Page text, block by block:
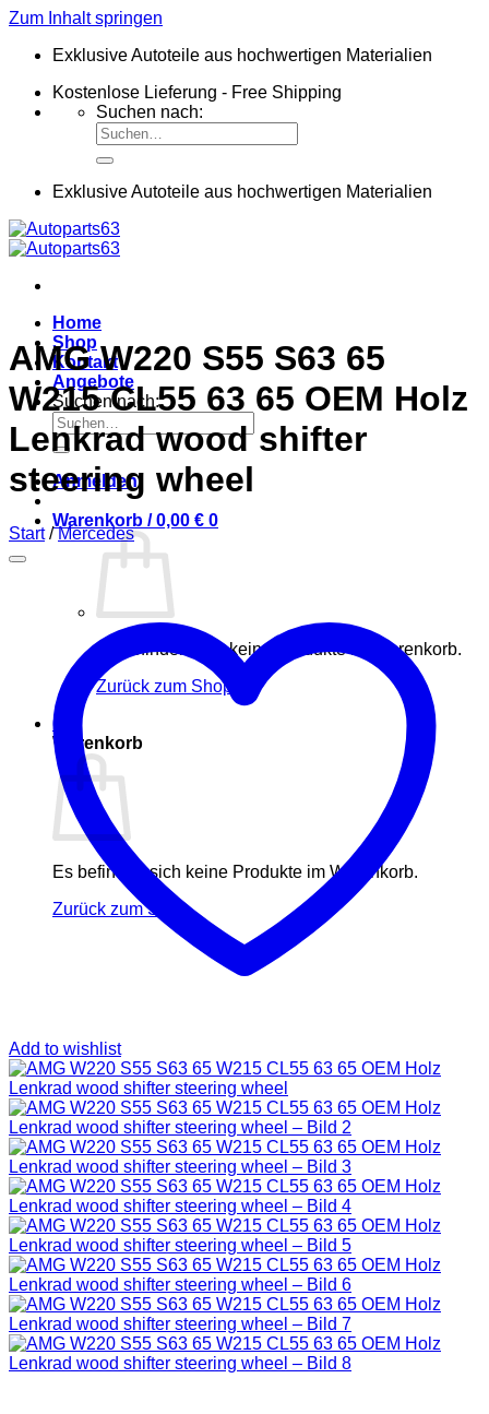
Zum Inhalt springen
Exklusive Autoteile aus hochwertigen Materialien
Kostenlose Lieferung - Free Shipping
Suchen nach:
Exklusive Autoteile aus hochwertigen Materialien
Home
Shop
Kontakt
Angebote
Suchen nach:
Anmelden
Warenkorb /0,00 € 0
Es befinden sich keine Produkte im Warenkorb.
Zurück zum Shop
0
Warenkorb
Es befinden sich keine Produkte im Warenkorb.
Zurück zum Shop
AMG W220 S55 S63 65
W215 CL55 63 65 OEM Holz
Lenkrad wood shifter
steering wheel
Start / Mercedes
Add to wishlist